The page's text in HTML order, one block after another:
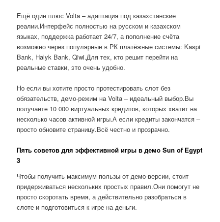
Ещё один плюс Volta – адаптация под казахстанские
реалии.Интерфейс полностью на русском и казахском
языках, поддержка работает 24/7, а пополнение счёта
возможно через популярные в РК платёжные системы: Kaspi
Bank, Halyk Bank, Qiwi.Для тех, кто решит перейти на
реальные ставки, это очень удобно.
Но если вы хотите просто протестировать слот без
обязательств, демо-режим на Volta – идеальный выбор.Вы
получаете 10 000 виртуальных кредитов, которых хватит на
несколько часов активной игры.А если кредиты закончатся –
просто обновите страницу.Всё честно и прозрачно.
Пять советов для эффективной игры в демо Sun of Egypt
3
Чтобы получить максимум пользы от демо-версии, стоит
придерживаться нескольких простых правил.Они помогут не
просто скоротать время, а действительно разобраться в
слоте и подготовиться к игре на деньги.